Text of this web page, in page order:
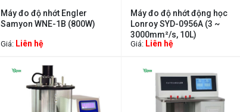
Máy đo độ nhớt Engler
Samyon WNE-1B (800W)
Giá: Liên hệ
Máy đo độ nhớt động học
Lonroy SYD-0956A (3 ~
3000mm²/s, 10L)
Giá: Liên hệ